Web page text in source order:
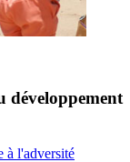
développement
à l'adversité